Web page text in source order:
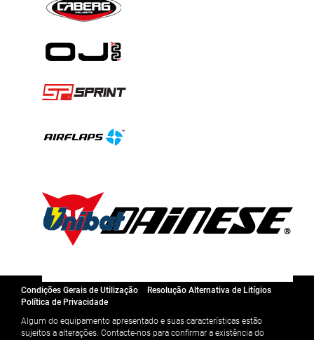
Condições Gerais de Utilização
Resolução Alternativa de Litígios
Política de Privacidade
Algum do equipamento apresentado e suas características estão
sujeitos a alterações. Contacte-nos para confirmar a existência do